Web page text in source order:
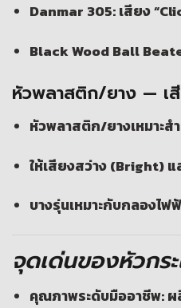
Danmar 305:เสียง
Black Wood Ball
หัวพลาสติก/ยาง — เ
หัวพลาสติก/ยางเหมาะส
ให้เสียงสว่าง (Bright) แ
บางรุ่นเหมาะกับกลองไฟ
จุดเด่นของหัวกร
คุณภาพระดับมืออาชีพ:ผ